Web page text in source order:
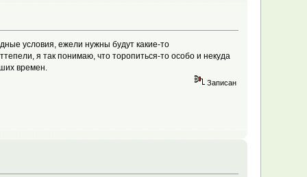
условия, ежели нужны будут какие-то
я так понимаю, что торопиться-то особо и некуда
времен.
Записан